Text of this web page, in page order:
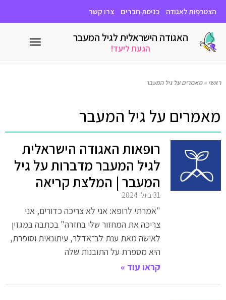
הצטרפות לאגודה כניסת חברים צרו קשר
האגודה הישראלית לגיל המעבר
הגעת ליעד!
תפריט
ראשי »מאמרים על גיל המעבר
מאמרים על גיל המעבר
רופאות האגודה הישראלית
לגיל המעבר מדברות על גיל
המעבר | המלצת קריאה
31 ביולי 2024
"אמרתי לרופא: אני לא צריכה כדורים, אני
צריכה את המחזור שלי בחזרה" בכתבה במגזין
לאישה מאת ענת לב־אדלר, עיתונאית וסופרת,
היא מספרת על התובנות שלה
קראו עוד »